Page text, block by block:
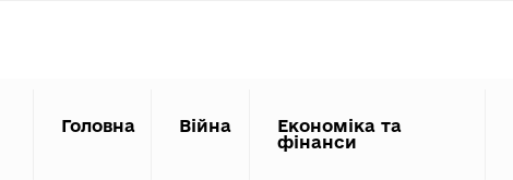
Головна Війна
Економіка та
фінанси